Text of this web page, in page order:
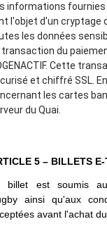
informations fournies
l'objet d'un cryptage
les données
transaction du
Cette
et chiffré SSL.
les cartes
du Quai.
5 – BILLETS
billet est soumis
ainsi qu'aux
avant l'achat